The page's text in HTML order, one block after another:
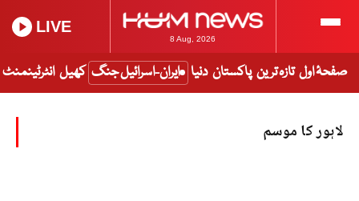
8 Aug, 2026
LIVE
صفحۂ اول تازہ ترین پاکستان دنیا ایران-اسرائیل جنگ کھیل انٹرٹینمنٹ
لاہور کا موسم